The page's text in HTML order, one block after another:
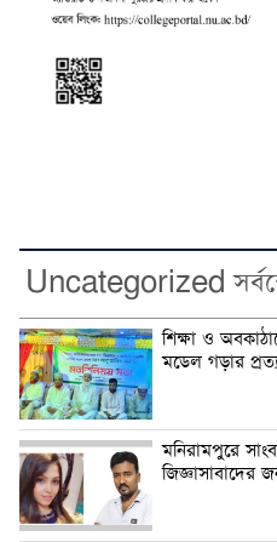
Uncategorized
শিক্ষা ও
মডেল গড়ার
মনিরামপুরে
জিজ্ঞাসাবাদের